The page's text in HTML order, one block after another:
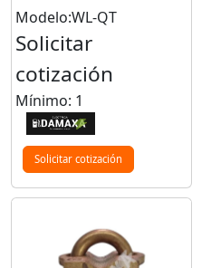
Modelo:WL-QT
Solicitar
cotización
Mínimo: 1
Solicitar cotización